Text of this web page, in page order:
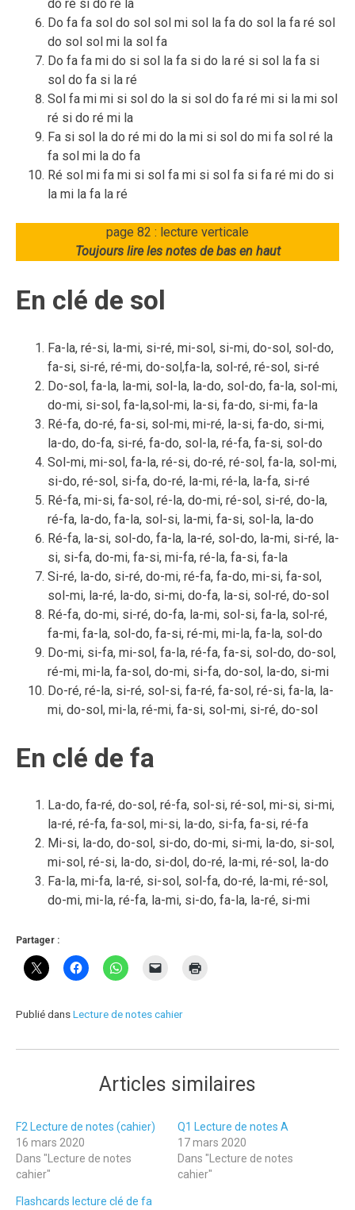
do ré si do ré la
Do fa fa sol do sol sol mi sol la fa do sol la fa ré sol
do sol sol mi la sol fa
Do fa fa mi do si sol la fa si do la ré si sol la fa si
sol do fa si la ré
Sol fa mi mi si sol do la si sol do fa ré mi si la mi sol
ré si do ré mi la
Fa si sol la do ré mi do la mi si sol do mi fa sol ré la
fa sol mi la do fa
Ré sol mi fa mi si sol fa mi si sol fa si fa ré mi do si
la mi la fa la ré
page 82 : lecture verticale
Toujours lire les notes de bas en haut
En clé de sol
Fa-la, ré-si, la-mi, si-ré, mi-sol, si-mi, do-sol, sol-do,
fa-si, si-ré, ré-mi, do-sol,fa-la, sol-ré, ré-sol, si-ré
Do-sol, fa-la, la-mi, sol-la, la-do, sol-do, fa-la, sol-mi,
do-mi, si-sol, fa-la,sol-mi, la-si, fa-do, si-mi, fa-la
Ré-fa, do-ré, fa-si, sol-mi, mi-ré, la-si, fa-do, si-mi,
la-do, do-fa, si-ré, fa-do, sol-la, ré-fa, fa-si, sol-do
Sol-mi, mi-sol, fa-la, ré-si, do-ré, ré-sol, fa-la, sol-mi,
si-do, ré-sol, si-fa, do-ré, la-mi, ré-la, la-fa, si-ré
Ré-fa, mi-si, fa-sol, ré-la, do-mi, ré-sol, si-ré, do-la,
ré-fa, la-do, fa-la, sol-si, la-mi, fa-si, sol-la, la-do
Ré-fa, la-si, sol-do, fa-la, la-ré, sol-do, la-mi, si-ré, la-
si, si-fa, do-mi, fa-si, mi-fa, ré-la, fa-si, fa-la
Si-ré, la-do, si-ré, do-mi, ré-fa, fa-do, mi-si, fa-sol,
sol-mi, la-ré, la-do, si-mi, do-fa, la-si, sol-ré, do-sol
Ré-fa, do-mi, si-ré, do-fa, la-mi, sol-si, fa-la, sol-ré,
fa-mi, fa-la, sol-do, fa-si, ré-mi, mi-la, fa-la, sol-do
Do-mi, si-fa, mi-sol, fa-la, ré-fa, fa-si, sol-do, do-sol,
ré-mi, mi-la, fa-sol, do-mi, si-fa, do-sol, la-do, si-mi
Do-ré, ré-la, si-ré, sol-si, fa-ré, fa-sol, ré-si, fa-la, la-
mi, do-sol, mi-la, ré-mi, fa-si, sol-mi, si-ré, do-sol
En clé de fa
La-do, fa-ré, do-sol, ré-fa, sol-si, ré-sol, mi-si, si-mi,
la-ré, ré-fa, fa-sol, mi-si, la-do, si-fa, fa-si, ré-fa
Mi-si, la-do, do-sol, si-do, do-mi, si-mi, la-do, si-sol,
mi-sol, ré-si, la-do, si-dol, do-ré, la-mi, ré-sol, la-do
Fa-la, mi-fa, la-ré, si-sol, sol-fa, do-ré, la-mi, ré-sol,
do-mi, mi-la, ré-fa, la-mi, si-do, fa-la, la-ré, si-mi
Partager :
Publié dansLecture de notes cahier
Articles similaires
F2 Lecture de notes (cahier)
16 mars 2020
Dans "Lecture de notes
cahier"
Q1 Lecture de notes A
17 mars 2020
Dans "Lecture de notes
cahier"
Flashcards lecture clé de fa